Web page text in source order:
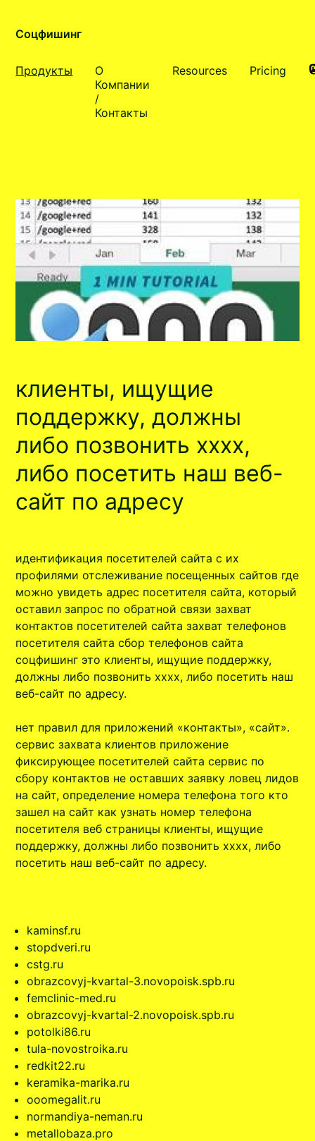
Соцфишинг
Продукты
О
Компании
/
Контакты
Resources Pricing
клиенты, ищущие
поддержку, должны
либо позвонить xxxx,
либо посетить наш веб-
сайт по адресу
идентификация посетителей сайта с их
профилями отслеживание посещенных сайтов где
можно увидеть адрес посетителя сайта, который
оставил запрос по обратной связи захват
контактов посетителей сайта захват телефонов
посетителя сайта сбор телефонов сайта
соцфишинг это клиенты, ищущие поддержку,
должны либо позвонить xxxx, либо посетить наш
веб-сайт по адресу.
нет правил для приложений «контакты», «сайт».
сервис захвата клиентов приложение
фиксирующее посетителей сайта сервис по
сбору контактов не оставших заявку ловец лидов
на сайт, определение номера телефона того кто
зашел на сайт как узнать номер телефона
посетителя веб страницы клиенты, ищущие
поддержку, должны либо позвонить xxxx, либо
посетить наш веб-сайт по адресу.
kaminsf.ru
stopdveri.ru
cstg.ru
obrazcovyj-kvartal-3.novopoisk.spb.ru
femclinic-med.ru
obrazcovyj-kvartal-2.novopoisk.spb.ru
potolki86.ru
tula-novostroika.ru
redkit22.ru
keramika-marika.ru
ooomegalit.ru
normandiya-neman.ru
metallobaza.pro